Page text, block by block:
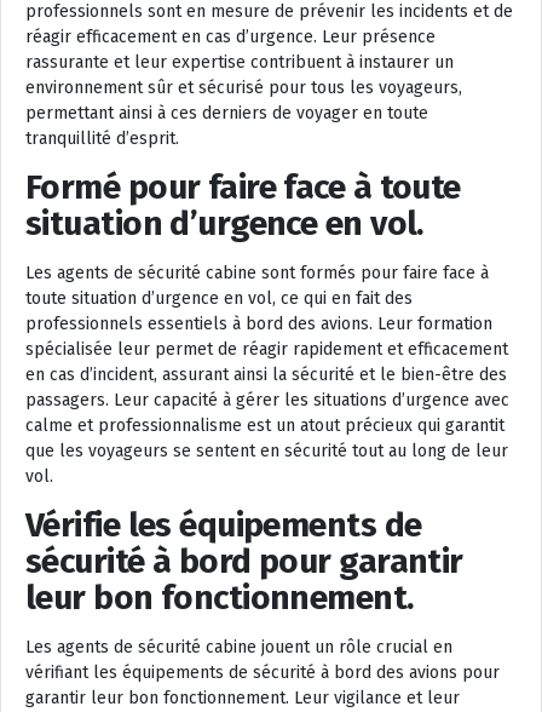
professionnels sont en mesure de prévenir les incidents et de
réagir efficacement en cas d’urgence. Leur présence
rassurante et leur expertise contribuent à instaurer un
environnement sûr et sécurisé pour tous les voyageurs,
permettant ainsi à ces derniers de voyager en toute
tranquillité d’esprit.
Formé pour faire face à toute
situation d’urgence en vol.
Les agents de sécurité cabine sont formés pour faire face à
toute situation d’urgence en vol, ce qui en fait des
professionnels essentiels à bord des avions. Leur formation
spécialisée leur permet de réagir rapidement et efficacement
en cas d’incident, assurant ainsi la sécurité et le bien-être des
passagers. Leur capacité à gérer les situations d’urgence avec
calme et professionnalisme est un atout précieux qui garantit
que les voyageurs se sentent en sécurité tout au long de leur
vol.
Vérifie les équipements de
sécurité à bord pour garantir
leur bon fonctionnement.
Les agents de sécurité cabine jouent un rôle crucial en
vérifiant les équipements de sécurité à bord des avions pour
garantir leur bon fonctionnement. Leur vigilance et leur